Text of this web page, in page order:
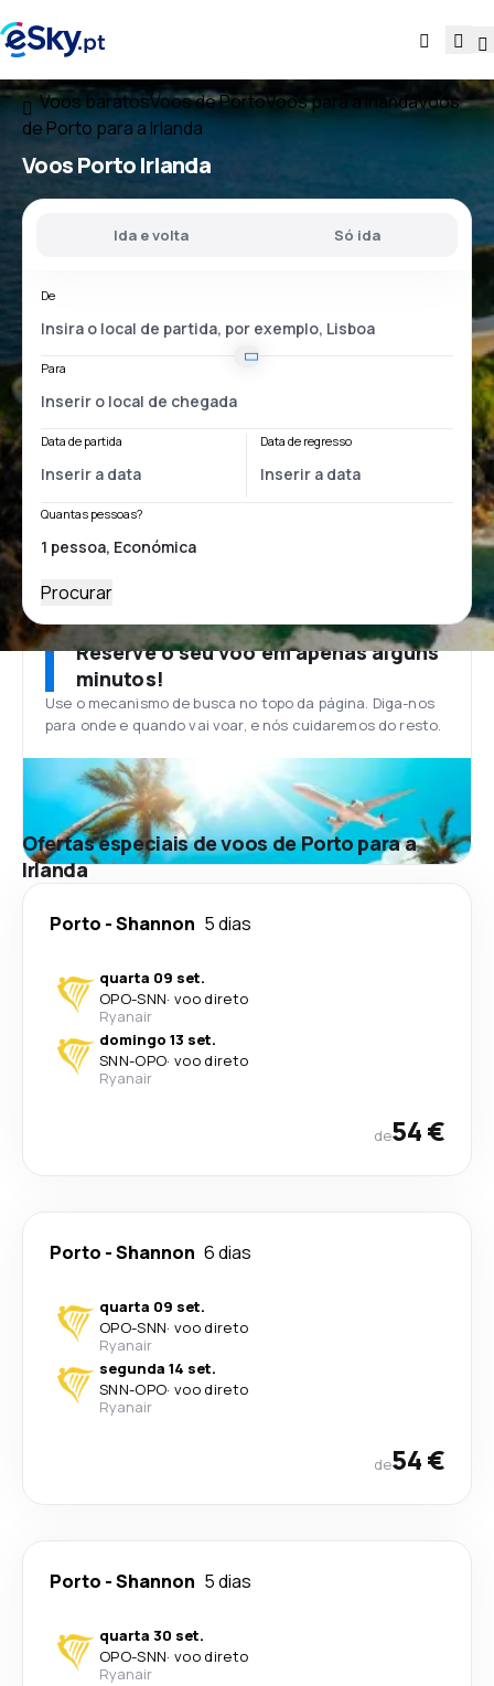
Voos baratosVoos de PortoVoos para a IrlandaVoos
de Porto para a Irlanda
VoosPorto Irlanda
Ida e volta Só ida
De
Para
Data de partida Data de regresso
Quantas pessoas?
Procurar
Reserve o seu voo em apenas alguns
minutos!
Use o mecanismo de busca no topo da página. Diga-nos
para onde e quando vai voar, e nós cuidaremos do resto.
Ofertas especiais de voos de Porto para a
Irlanda
Porto -Shannon 5 dias
quarta 09 set.
OPO-SNN· voo direto
Ryanair
domingo 13 set.
SNN-OPO· voo direto
Ryanair
de54 €
Porto -Shannon 6 dias
quarta 09 set.
OPO-SNN· voo direto
Ryanair
segunda 14 set.
SNN-OPO· voo direto
Ryanair
de54 €
Porto -Shannon 5 dias
quarta 30 set.
OPO-SNN· voo direto
Ryanair